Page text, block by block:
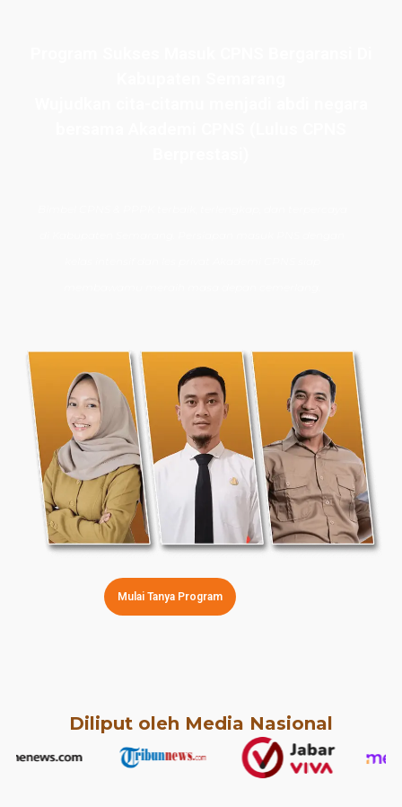
Mulai Tanya Program
Diliput oleh Media Nasional